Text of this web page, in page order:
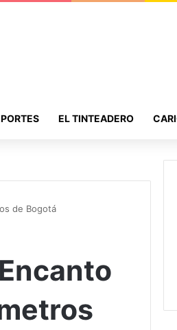
EL TINTEADERO
de Bogotá